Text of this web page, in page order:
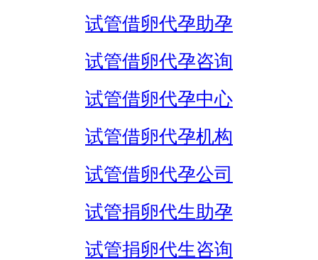
试管借卵代孕助孕
试管借卵代孕咨询
试管借卵代孕中心
试管借卵代孕机构
试管借卵代孕公司
试管捐卵代生助孕
试管捐卵代生咨询